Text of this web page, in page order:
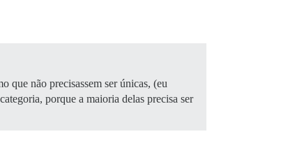
que não precisassem ser únicas, (eu
porque a maioria delas precisa ser